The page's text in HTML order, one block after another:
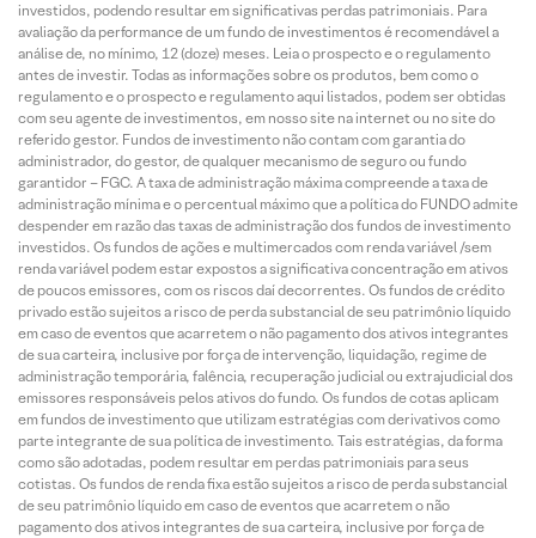
investidos, podendo resultar em significativas perdas patrimoniais. Para
avaliação da performance de um fundo de investimentos é recomendável a
análise de, no mínimo, 12 (doze) meses. Leia o prospecto e o regulamento
antes de investir. Todas as informações sobre os produtos, bem como o
regulamento e o prospecto e regulamento aqui listados, podem ser obtidas
com seu agente de investimentos, em nosso site na internet ou no site do
referido gestor. Fundos de investimento não contam com garantia do
administrador, do gestor, de qualquer mecanismo de seguro ou fundo
garantidor – FGC. A taxa de administração máxima compreende a taxa de
administração mínima e o percentual máximo que a política do FUNDO admite
despender em razão das taxas de administração dos fundos de investimento
investidos. Os fundos de ações e multimercados com renda variável /sem
renda variável podem estar expostos a significativa concentração em ativos
de poucos emissores, com os riscos daí decorrentes. Os fundos de crédito
privado estão sujeitos a risco de perda substancial de seu patrimônio líquido
em caso de eventos que acarretem o não pagamento dos ativos integrantes
de sua carteira, inclusive por força de intervenção, liquidação, regime de
administração temporária, falência, recuperação judicial ou extrajudicial dos
emissores responsáveis pelos ativos do fundo. Os fundos de cotas aplicam
em fundos de investimento que utilizam estratégias com derivativos como
parte integrante de sua política de investimento. Tais estratégias, da forma
como são adotadas, podem resultar em perdas patrimoniais para seus
cotistas. Os fundos de renda fixa estão sujeitos a risco de perda substancial
de seu patrimônio líquido em caso de eventos que acarretem o não
pagamento dos ativos integrantes de sua carteira, inclusive por força de